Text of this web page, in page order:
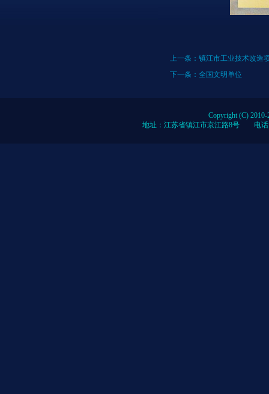
上一条： 镇江市工业技术改造
下一条： 全国文明单位
Copyright (C)
地址：江苏省镇江市京江路8号 电话